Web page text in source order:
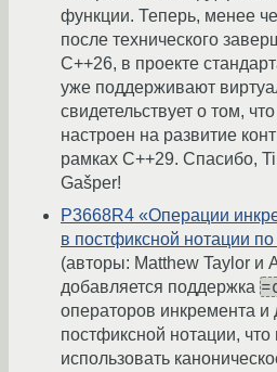
функции. Теперь, менее
после технического
C++26, в проекте
уже поддерживают
свидетельствует о том,
настроен на развитие
рамках C++29. Спасибо,
Gašper!
P3668R4 «Операции
в постфиксной нотации
(авторы: Matthew Taylor и
добавляется поддержка
операторов инкремента и
постфиксной нотации, что
использовать